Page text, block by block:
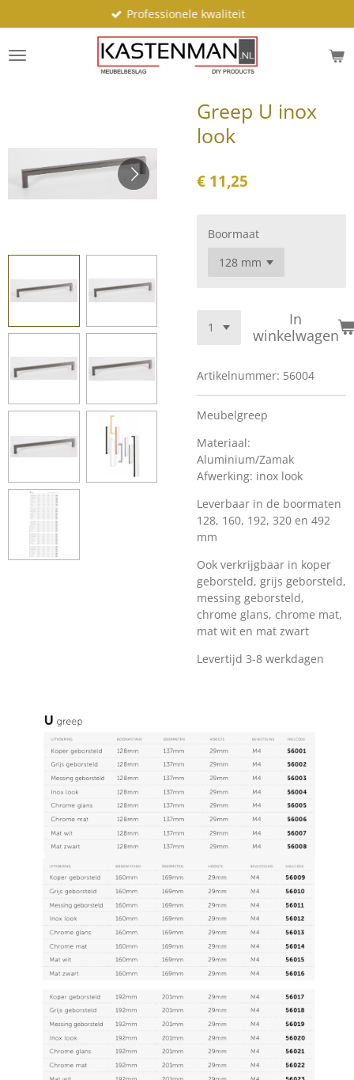
direct
naar
de
Professionele kwaliteit
Greep U inox
look
€ 11,25
Boormaat
In
winkelwagen
Artikelnummer: 56004
Meubelgreep
Materiaal:
Aluminium/Zamak
Afwerking: inox look
Leverbaar in de boormaten
128, 160, 192, 320 en 492
mm
Ook verkrijgbaar in koper
geborsteld, grijs geborsteld,
messing geborsteld,
chrome glans, chrome mat,
mat wit en mat zwart
Levertijd 3-8 werkdagen